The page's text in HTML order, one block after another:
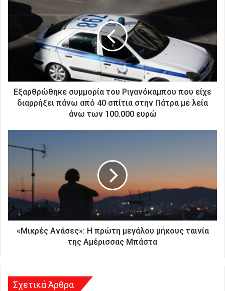
λ
τ
ή
ι
ύ
σ
Εξαρθρώθηκε συμμορία του Ριγανόκαμπου που είχε
διαρρήξει πάνω από 40 σπίτια στην Πάτρα με λεία
άνω των 100.000 ευρώ
«Μικρές Ανάσες»: Η πρώτη μεγάλου μήκους ταινία
της Αμέρισσας Μπάστα
Σχετικά Άρθρα